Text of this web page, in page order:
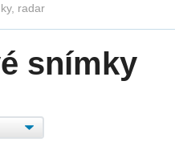
radar
snímky